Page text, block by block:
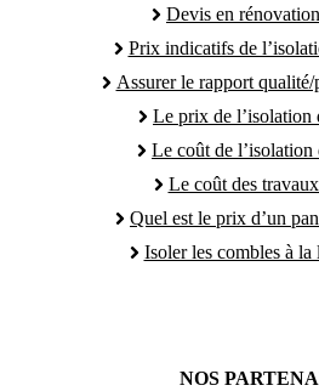
Devis en
Prix indicatifs de
Assurer le rapport
Le prix de l’isolation
Le coût de l’isolation
Le coût des
Quel est le prix d’un
Isoler les combles à la
NOS